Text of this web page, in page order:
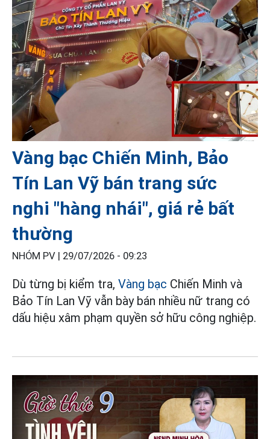
Vàng bạc Chiến Minh, Bảo
Tín Lan Vỹ bán trang sức
nghi "hàng nhái", giá rẻ bất
thường
NHÓM PV | 29/07/2026 - 09:23
Dù từng bị kiểm tra, Vàng bạc Chiến Minh và
Bảo Tín Lan Vỹ vẫn bày bán nhiều nữ trang có
dấu hiệu xâm phạm quyền sở hữu công nghiệp.